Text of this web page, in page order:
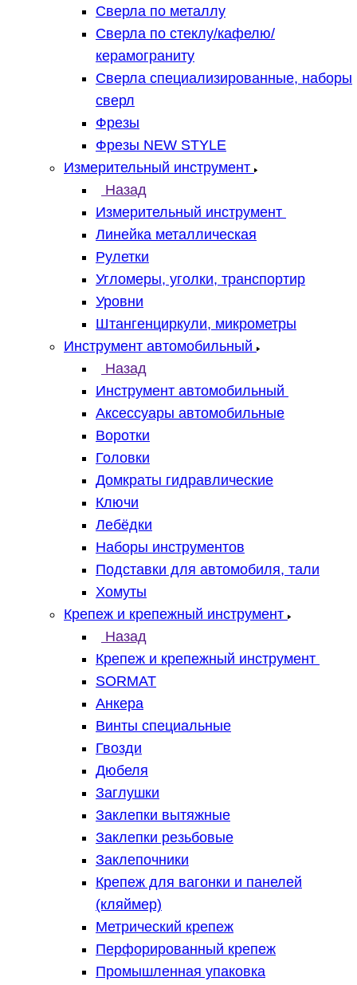
Сверла по металлу
Сверла по стеклу/кафелю/
керамограниту
Сверла специализированные, наборы
сверл
Фрезы
Фрезы NEW STYLE
Измерительный инструмент
Назад
Измерительный инструмент
Линейка металлическая
Рулетки
Угломеры, уголки, транспортир
Уровни
Штангенциркули, микрометры
Инструмент автомобильный
Назад
Инструмент автомобильный
Аксессуары автомобильные
Воротки
Головки
Домкраты гидравлические
Ключи
Лебёдки
Наборы инструментов
Подставки для автомобиля, тали
Хомуты
Крепеж и крепежный инструмент
Назад
Крепеж и крепежный инструмент
SORMAT
Анкера
Винты специальные
Гвозди
Дюбеля
Заглушки
Заклепки вытяжные
Заклепки резьбовые
Заклепочники
Крепеж для вагонки и панелей
(кляймер)
Метрический крепеж
Перфорированный крепеж
Промышленная упаковка